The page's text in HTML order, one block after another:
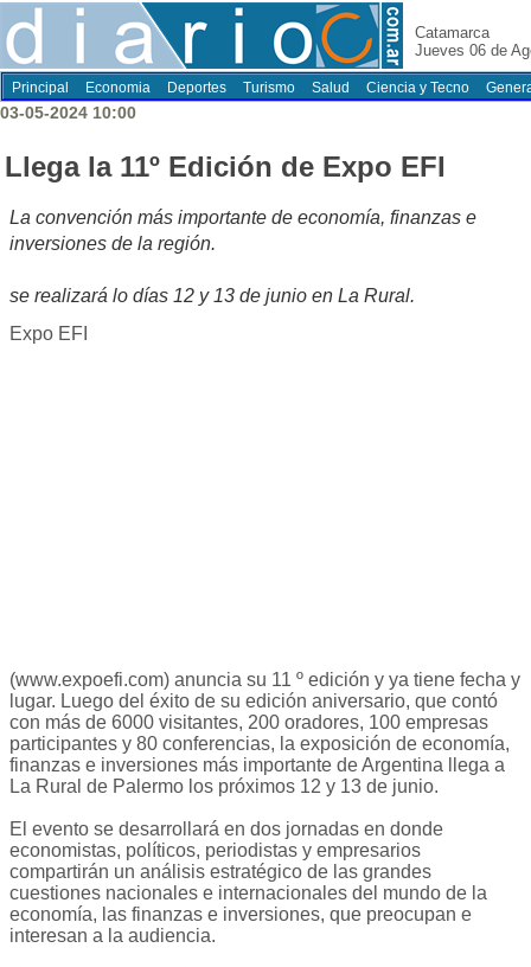
Catamarca
Jueves 06 de
Principal Economia Deportes Turismo Salud Ciencia y Tecno
03-05-2024 10:00
Llega la 11º Edición de Expo EFI
La convención más importante de economía, finanzas e
inversiones de la región.
se realizará lo días 12 y 13 de junio en La Rural.
Expo EFI
(www.expoefi.com) anuncia su 11 º edición y ya tiene fecha y
lugar. Luego del éxito de su edición aniversario, que contó
con más de 6000 visitantes, 200 oradores, 100 empresas
participantes y 80 conferencias, la exposición de economía,
finanzas e inversiones más importante de Argentina llega a
La Rural de Palermo los próximos 12 y 13 de junio.
El evento se desarrollará en dos jornadas en donde
economistas, políticos, periodistas y empresarios
compartirán un análisis estratégico de las grandes
cuestiones nacionales e internacionales del mundo de la
economía, las finanzas e inversiones, que preocupan e
interesan a la audiencia.